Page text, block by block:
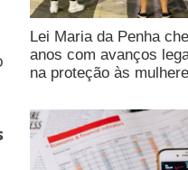
Lei Maria da Penha
anos com avanços
na proteção às